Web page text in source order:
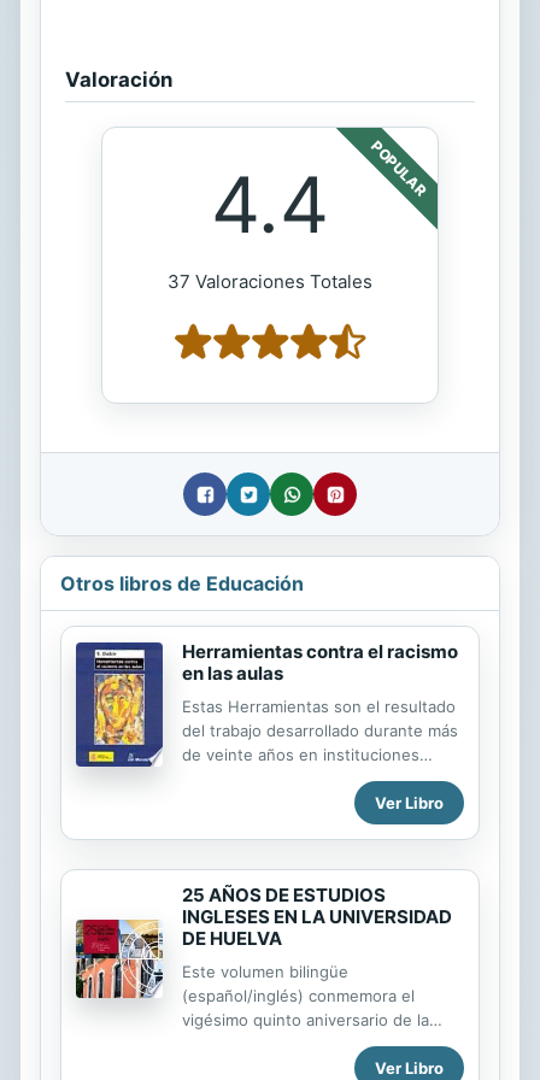
Valoración
POPULAR
4.4
37 Valoraciones Totales
Otros libros de Educación
Herramientas contra el racismo
en las aulas
Estas Herramientas son el resultado
del trabajo desarrollado durante más
de veinte años en instituciones
escolares, centros universitarios,
agrupaciones juveniles y
movimientos sociales, con el fin de
que orienten a las instituciones para
erradicar la discriminación. Con un
carácter práctico y con gran
sensibilidad, Stella DADZIE destaca
las cuestiones clave, presentando
los siguientes enfoques y
estrategias para hacer frente a los
supuestos y actitudes racistas,
dentro y fuera de las aulas: - Formas
Ver Libro
25 AÑOS DE ESTUDIOS
INGLESES EN LA UNIVERSIDAD
DE HUELVA
Este volumen bilingüe
(español/inglés) conmemora el
vigésimo quinto aniversario de la
titulación de Filología Inglesa
(actualmente denominada Estudios
Ver Libro